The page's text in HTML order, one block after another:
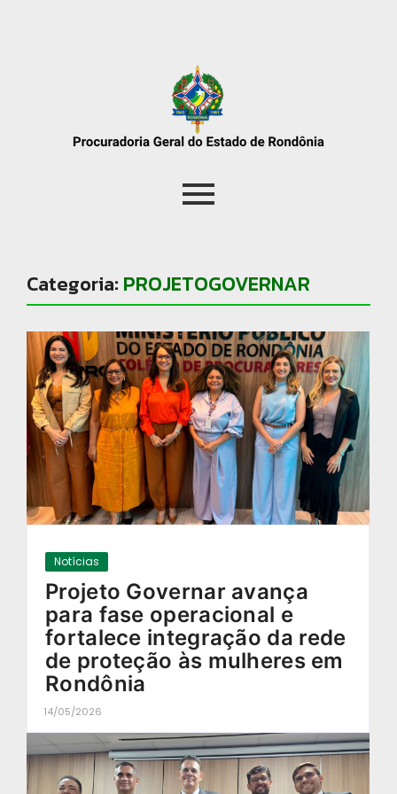
Categoria: PROJETOGOVERNAR
Notícias
Projeto Governar avança
para fase operacional e
fortalece integração da rede
de proteção às mulheres em
Rondônia
14/05/2026